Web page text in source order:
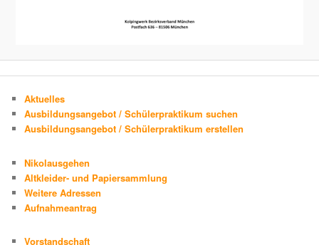
Aktuelles
Ausbildungsangebot / Schülerpraktikum suchen
Ausbildungsangebot / Schülerpraktikum erstellen
Nikolausgehen
Altkleider- und Papiersammlung
Weitere Adressen
Aufnahmeantrag
Vorstandschaft